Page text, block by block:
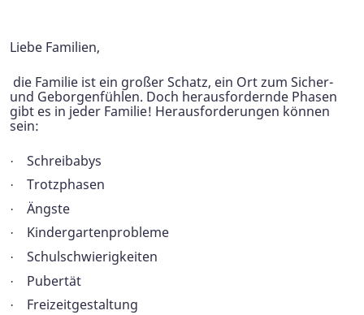
Liebe Familien,
die Familie ist ein großer Schatz, ein Ort zum Sicher-
und Geborgenfühlen. Doch herausfordernde Phasen
gibt es in jeder Familie! Herausforderungen können
sein:
· Schreibabys
· Trotzphasen
· Ängste
· Kindergartenprobleme
· Schulschwierigkeiten
· Pubertät
· Freizeitgestaltung